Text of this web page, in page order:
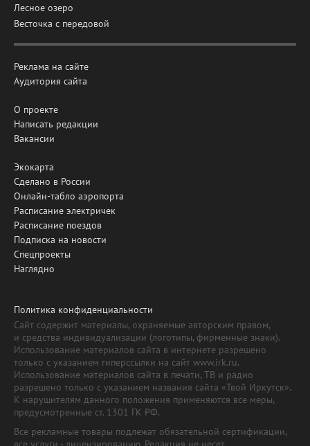
Лесное озеро
Весточка с передовой
Реклама на сайте
Аудитория сайта
О проекте
Написать редакции
Вакансии
Экокарта
Сделано в России
Онлайн-табло аэропорта
Расписание электричек
Расписание поездов
Подписка на новости
Спецпроекты
Наглядно
Политика конфиденциальности
Сайт содержит материалы, охраняемые авторским правом,
и средства индивидуализации (логотипы, фирменные знаки).
Использование материалов сайта в интернете разрешено
только с указанием гиперссылки на сайт www.irk.ru.
Использование материалов сайта в печати, ТВ и радио
разрешено только с указанием названия сайта «Твой Иркутск».
К нарушителям данного положения применяются все меры,
предусмотренные ст. 1301 ГК РФ.
Все рекламные товары подлежат обязательной сертификации,